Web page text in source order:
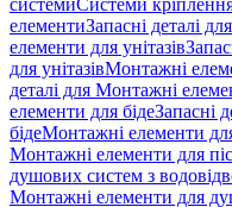
системиСистеми
елементиЗапасні деталі
елементи для унітазів
для унітазівМонтажні
деталі для Монтажні
елементи для бідеЗапасні
бідеМонтажні елементи для
Монтажні елементи для
душових систем з
Монтажні елементи для